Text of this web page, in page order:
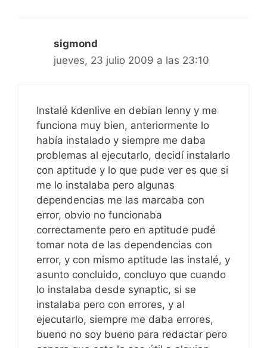
sigmond
jueves, 23 julio 2009 a las 23:10
Instalé kdenlive en debian lenny y me
funciona muy bien, anteriormente lo
había instalado y siempre me daba
problemas al ejecutarlo, decidí instalarlo
con aptitude y lo que pude ver es que si
me lo instalaba pero algunas
dependencias me las marcaba con
error, obvio no funcionaba
correctamente pero en aptitude pudé
tomar nota de las dependencias con
error, y con mismo aptitude las instalé, y
asunto concluido, concluyo que cuando
lo instalaba desde synaptic, si se
instalaba pero con errores, y al
ejecutarlo, siempre me daba errores,
bueno no soy bueno para redactar pero